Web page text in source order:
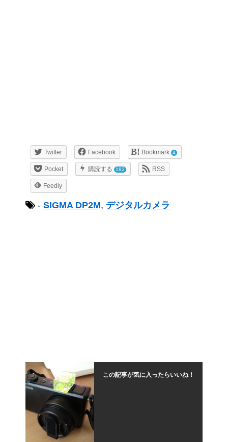
Twitter Facebook Bookmark 4
Pocket 購読する 182 RSS
Feedly
- SIGMA DP2M, デジタルカメラ
この記事が気に入ったらいいね！